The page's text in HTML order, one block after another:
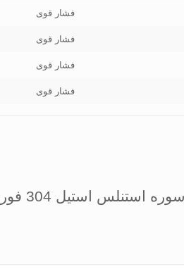
فشار قوی
فشار قوی
فشار قوی
فشار قوی